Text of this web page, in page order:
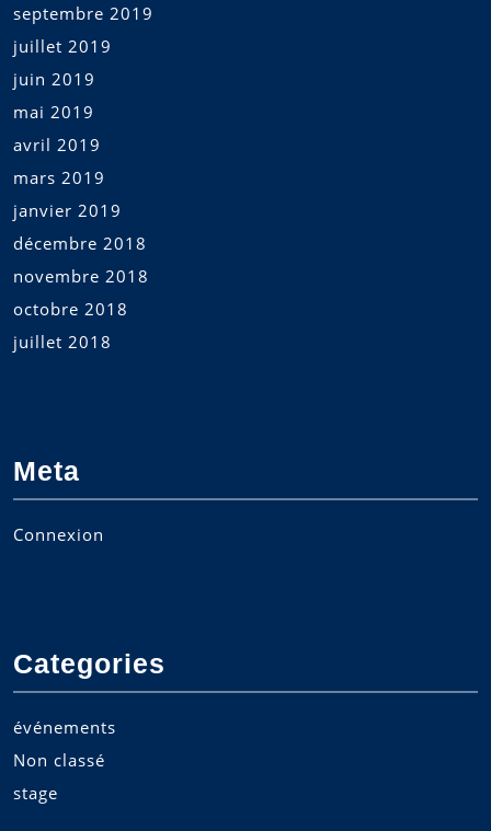
septembre 2019
juillet 2019
juin 2019
mai 2019
avril 2019
mars 2019
janvier 2019
décembre 2018
novembre 2018
octobre 2018
juillet 2018
Meta
Connexion
Categories
événements
Non classé
stage